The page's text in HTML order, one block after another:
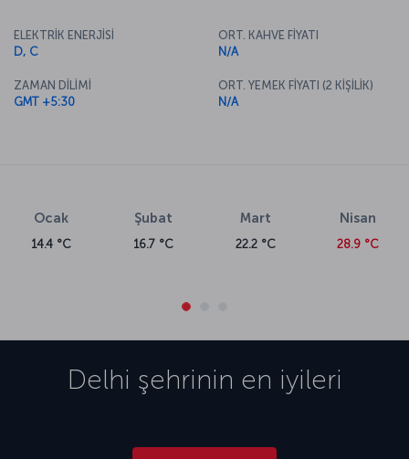
ELEKTRİK ENERJİSİ
D, C
ZAMAN DİLİMİ
GMT +5:30
ORT. KAHVE FİYATI
N/A
ORT. YEMEK FİYATI (2 KİŞİLİK)
N/A
Ocak
14.4 °C
Şubat
16.7 °C
Mart
22.2 °C
Nisan
28.9 °C
Delhi şehrinin en iyileri